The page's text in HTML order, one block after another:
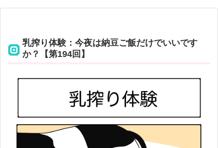
乳搾り体験：今夜は納豆ご飯だけでいいです
か？【第194回】